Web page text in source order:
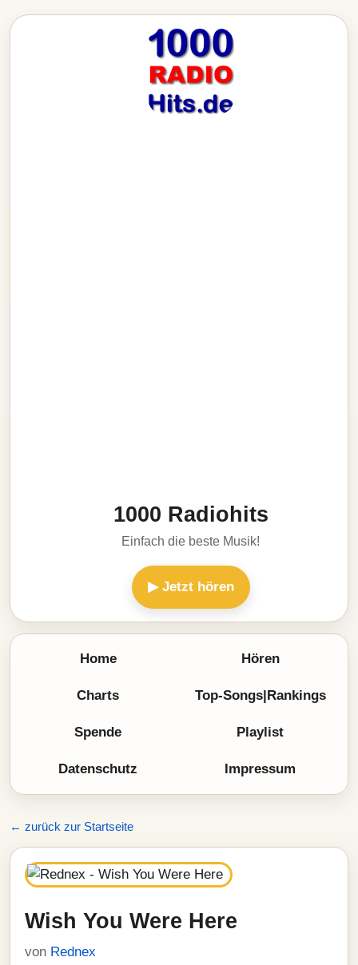
1000 Radiohits
Einfach die beste Musik!
▶ Jetzt hören
Home Hören
Charts Top-Songs|Rankings
Spende Playlist
Datenschutz Impressum
← zurück zur Startseite
Wish You Were Here
von Rednex